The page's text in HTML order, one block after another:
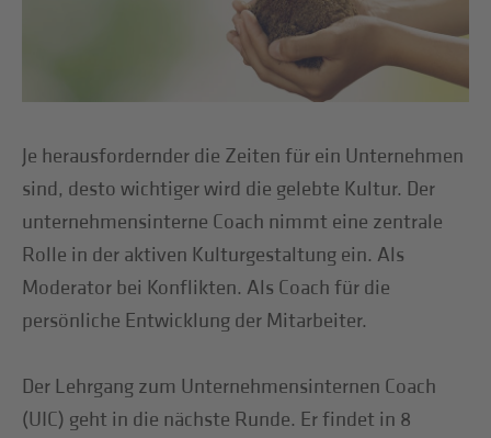
Je herausfordernder die Zeiten für ein Unternehmen
sind, desto wichtiger wird die gelebte Kultur. Der
unternehmensinterne Coach nimmt eine zentrale
Rolle in der aktiven Kulturgestaltung ein. Als
Moderator bei Konflikten. Als Coach für die
persönliche Entwicklung der Mitarbeiter.
Der Lehrgang zum Unternehmensinternen Coach
(UIC) geht in die nächste Runde. Er findet in 8